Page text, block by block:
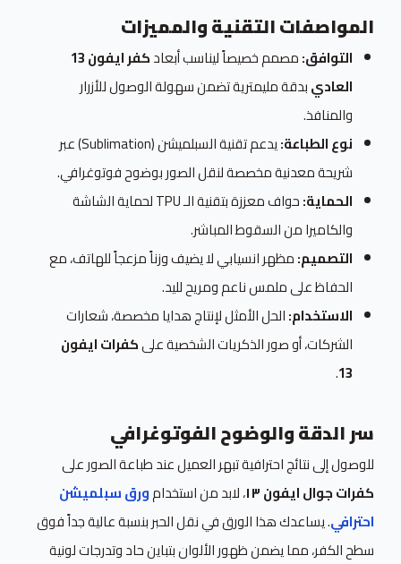
المواصفات التقنية والمميزات
التوافق:مصمم خصيصاً ليناسب أبعاد
كفر ايفون 13
العاديبدقة مليمترية تضمن سهولة الوصول للأزرار
والمنافذ.
نوع الطباعة:
يدعم تقنية السبلميشن (Sublimation) عبر
شريحة معدنية مخصصة لنقل الصور بوضوح فوتوغرافي.
الحماية:
حواف معززة بتقنية الـ TPU لحماية الشاشة
والكاميرا من السقوط المباشر.
التصميم:مظهر انسيابي لا يضيف وزناً مزعجاً للهاتف، مع
الحفاظ على ملمس ناعم ومريح لليد.
الاستخدام:الحل الأمثل لإنتاج هدايا مخصصة، شعارات
الشركات، أو صور الذكريات الشخصية علىكفرات ايفون
13
.
سر الدقة والوضوح الفوتوغرافي
للوصول إلى نتائج احترافية تبهر العميل عند طباعة الصور على
كفرات جوال ايفون ١٣
، لابد من استخدامورق سبلميشن
احترافي. يساعدك هذا الورق في نقل الحبر بنسبة عالية جداً فوق
سطح الكفر، مما يضمن ظهور الألوان بتباين حاد وتدرجات لونية